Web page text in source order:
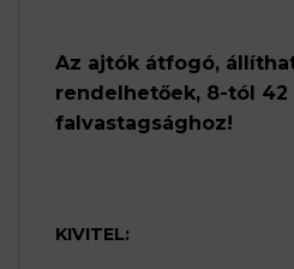
Az ajtók átfogó,
rendelhetőek, 8-tól 42
falvastagsághoz!
KIVITEL: